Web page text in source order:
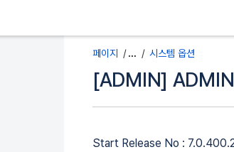
페이지 … 시스템 옵션
의
끝
로
의
처
으
[ADMIN] ADMIN
데
데
Start Release No :